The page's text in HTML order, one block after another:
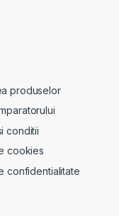
produselor
conditii
cookies
confidentialitate